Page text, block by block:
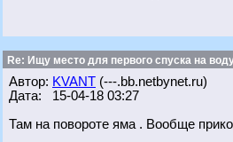
Re: Ищу место для первого спуска на
Автор: KVANT (---.bb.netbynet.ru)
Дата: 15-04-18 03:27
Там на повороте яма . Вообще